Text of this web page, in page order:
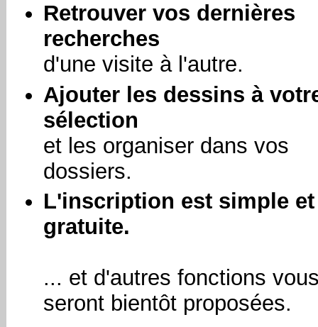
Retrouver vos dernières
recherches
d'une visite à l'autre.
Ajouter les dessins à
sélection
et les organiser dans vos
dossiers.
L'inscription est simple et
gratuite.
... et d'autres fonctions
seront bientôt proposées.